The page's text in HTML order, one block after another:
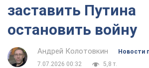
заставить Путина
остановить войну
Андрей Колотовкин
Новости
7.07.2026 00:32
5,8 т.